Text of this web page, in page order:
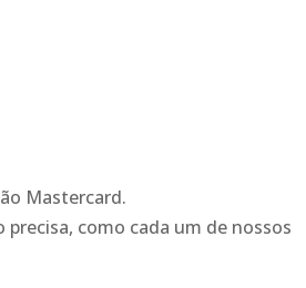
Mastercard.
como cada um de nossos